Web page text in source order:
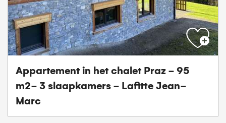
Appartement in het chalet Praz - 95
m2- 3 slaapkamers - Lafitte Jean-
Marc